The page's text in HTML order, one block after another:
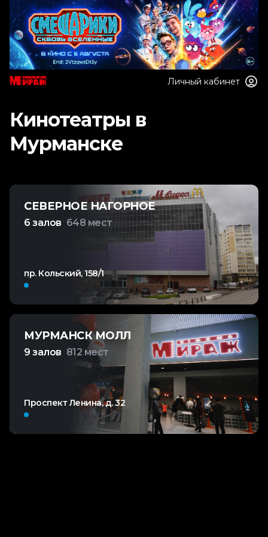
Личный кабинет
Кинотеатры в
Мурманске
СЕВЕРНОЕ НАГОРНОЕ
6 залов 648 мест
пр. Кольский, 158/1
МУРМАНСК МОЛЛ
9 залов 812 мест
Проспект Ленина, д. 32